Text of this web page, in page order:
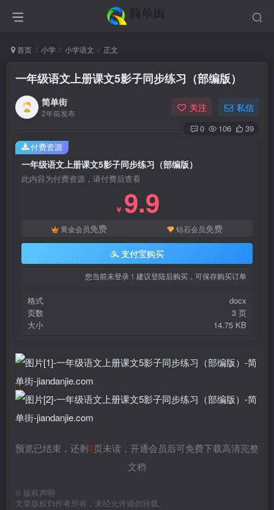
首页 小学 小学语文 正文
一年级语文上册课文5影子同步练习（部编版）
简单街
2年前发布 关注 私信
0 106 39
一年级语文上册课文5影子同步练习（部编版）
此内容为付费资源，请付费后查看
￥ 9.9
黄金会员免费 钻石会员免费
支付宝购买
您当前未登录！建议登陆后购买，可保存购买订单
格式
docx
页数
3 页
大小
14.75 KB
付费资源
预览已结束，还剩1页未读，开通会员后可免费下载高清完整
文档
© 版权声明
文章版权归作者所有，未经允许请勿转载。